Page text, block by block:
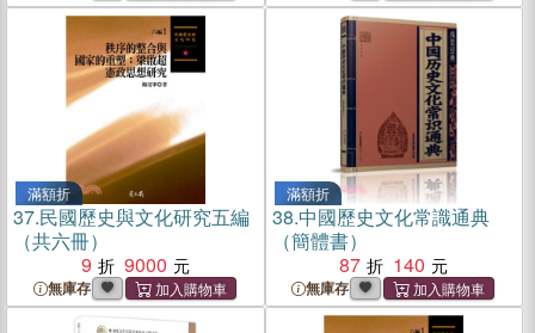
滿額折
37.民國歷史與文化研究五編
（共六冊）
9
9000
無庫存
滿額折
38.中國歷史文化常識通典
（簡體書）
87
140
無庫存